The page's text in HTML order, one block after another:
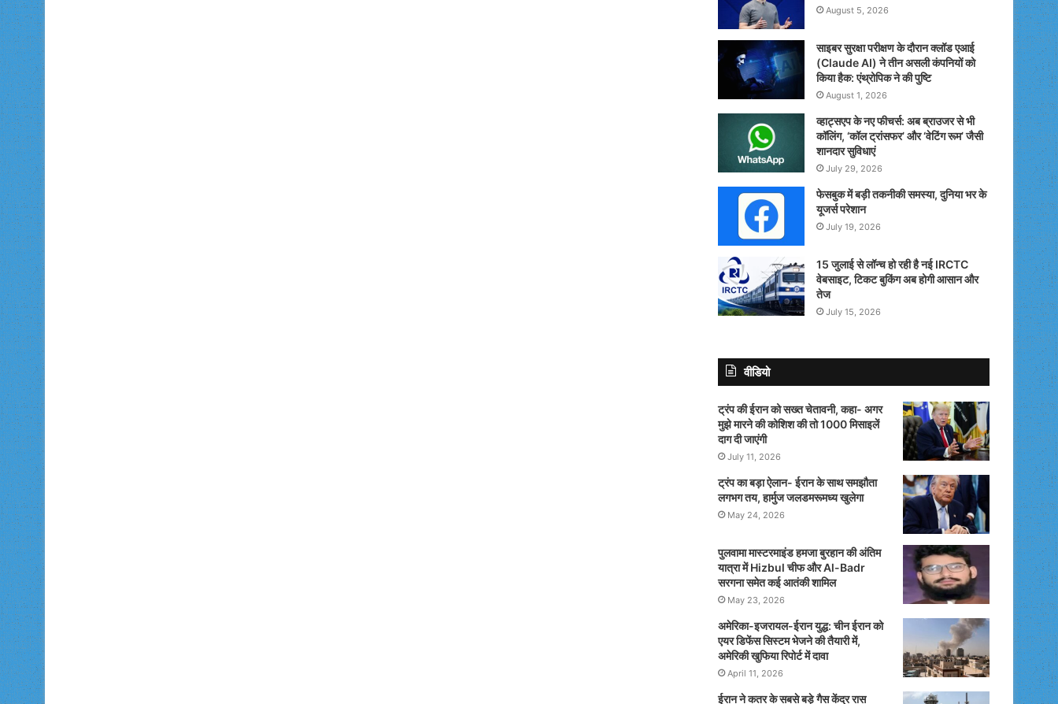
August 5, 2026
साइबर सुरक्षा परीक्षण के दौरान क्लॉड एआई
(Claude AI) ने तीन असली कंपनियों को
किया हैक: एंथ्रोपिक ने की पुष्टि
August 1, 2026
व्हाट्सएप के नए फीचर्स: अब ब्राउजर से भी
कॉलिंग, ‘कॉल ट्रांसफर’ और ‘वेटिंग रूम’ जैसी
शानदार सुविधाएं
July 29, 2026
फेसबुक में बड़ी तकनीकी समस्या, दुनिया भर के
यूजर्स परेशान
July 19, 2026
15 जुलाई से लॉन्च हो रही है नई IRCTC
वेबसाइट, टिकट बुकिंग अब होगी आसान और
तेज
July 15, 2026
वीडियो
ट्रंप की ईरान को सख्त चेतावनी, कहा- अगर
मुझे मारने की कोशिश की तो 1000 मिसाइलें
दाग दी जाएंगी
July 11, 2026
ट्रंप का बड़ा ऐलान- ईरान के साथ समझौता
लगभग तय, हार्मुज जलडमरूमध्य खुलेगा
May 24, 2026
पुलवामा मास्टरमाइंड हमजा बुरहान की अंतिम
यात्रा में Hizbul चीफ और Al-Badr
सरगना समेत कई आतंकी शामिल
May 23, 2026
अमेरिका-इजरायल-ईरान युद्ध: चीन ईरान को
एयर डिफेंस सिस्टम भेजने की तैयारी में,
अमेरिकी खुफिया रिपोर्ट में दावा
April 11, 2026
ईरान ने कतर के सबसे बड़े गैस केंद्र रास